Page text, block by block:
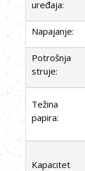
uređaja:
Napajanje:
Potrošnja
struje:
Težina
papira:
Kapacitet